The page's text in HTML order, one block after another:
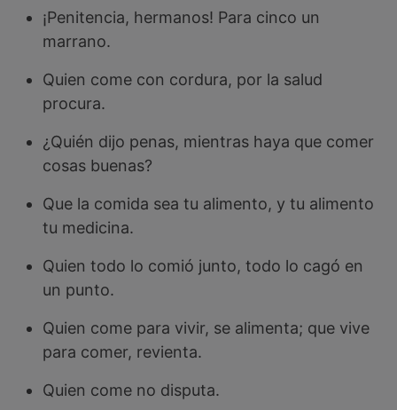
¡Penitencia, hermanos! Para cinco un
marrano.
Quien come con cordura, por la salud
procura.
¿Quién dijo penas, mientras haya que comer
cosas buenas?
Que la comida sea tu alimento, y tu alimento
tu medicina.
Quien todo lo comió junto, todo lo cagó en
un punto.
Quien come para vivir, se alimenta; que vive
para comer, revienta.
Quien come no disputa.